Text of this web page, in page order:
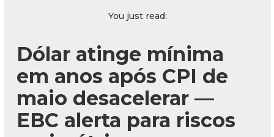
You just read:
Dólar atinge mínima
em anos após CPI de
maio desacelerar —
EBC alerta para riscos